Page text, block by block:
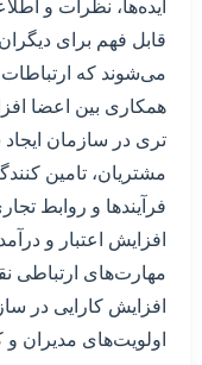
ایده‌ها، نظرات و
قابل فهم برای
می‌شوند که ارتباطات
همکاری بین اعضا
تری در سازمان ایجاد
مشتریان، تامین
فرآیندها و روابط
افزایش اعتبار و
مهارت‌های ارتباطی
افزایش کارایی در
اولویت‌های مدیران